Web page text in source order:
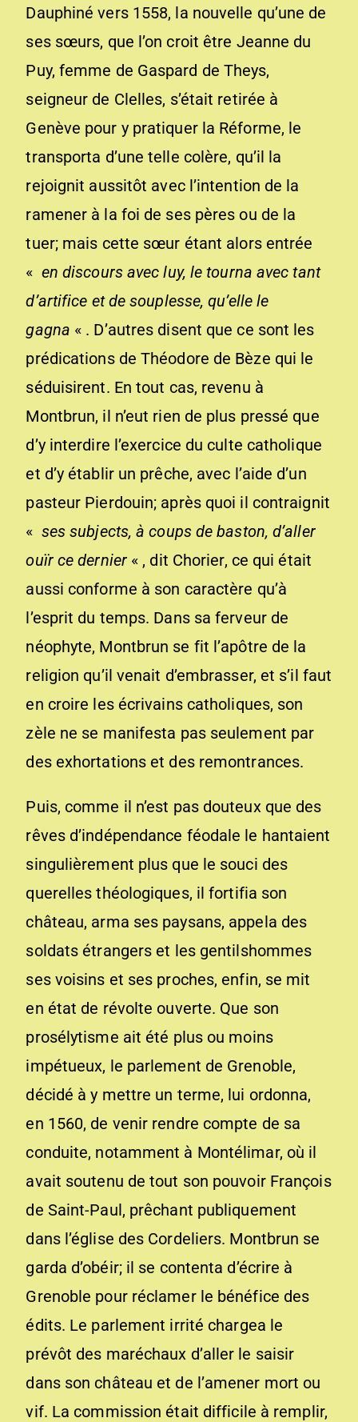
Dauphiné vers 1558, la nouvelle qu’une de
ses sœurs, que l’on croit être Jeanne du
Puy, femme de Gaspard de Theys,
seigneur de Clelles, s’était retirée à
Genève pour y pratiquer la Réforme, le
transporta d’une telle colère, qu’il la
rejoignit aussitôt avec l’intention de la
ramener à la foi de ses pères ou de la
tuer; mais cette sœur étant alors entrée
« en discours avec luy, le tourna avec tant
d’artifice et de souplesse, qu’elle le
gagna « . D’autres disent que ce sont les
prédications de Théodore de Bèze qui le
séduisirent. En tout cas, revenu à
Montbrun, il n’eut rien de plus pressé que
d’y interdire l’exercice du culte catholique
et d’y établir un prêche, avec l’aide d’un
pasteur Pierdouin; après quoi il contraignit
« ses subjects, à coups de baston, d’aller
ouïr ce dernier « , dit Chorier, ce qui était
aussi conforme à son caractère qu’à
l’esprit du temps. Dans sa ferveur de
néophyte, Montbrun se fit l’apôtre de la
religion qu’il venait d’embrasser, et s’il faut
en croire les écrivains catholiques, son
zèle ne se manifesta pas seulement par
des exhortations et des remontrances.
Puis, comme il n’est pas douteux que des
rêves d’indépendance féodale le hantaient
singulièrement plus que le souci des
querelles théologiques, il fortifia son
château, arma ses paysans, appela des
soldats étrangers et les gentilshommes
ses voisins et ses proches, enfin, se mit
en état de révolte ouverte. Que son
prosélytisme ait été plus ou moins
impétueux, le parlement de Grenoble,
décidé à y mettre un terme, lui ordonna,
en 1560, de venir rendre compte de sa
conduite, notamment à Montélimar, où il
avait soutenu de tout son pouvoir François
de Saint-Paul, prêchant publiquement
dans l’église des Cordeliers. Montbrun se
garda d’obéir; il se contenta d’écrire à
Grenoble pour réclamer le bénéfice des
édits. Le parlement irrité chargea le
prévôt des maréchaux d’aller le saisir
dans son château et de l’amener mort ou
vif. La commission était difficile à remplir,